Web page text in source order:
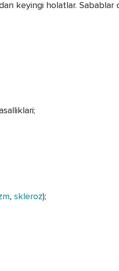
keyingi holatlar. Sabablar
, skleroz);